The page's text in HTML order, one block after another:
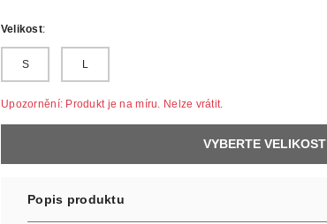
Velikost:
S L
Upozornění: Produkt je na míru. Nelze vrátit.
VYBERTE VELIKOST
Popis produktu